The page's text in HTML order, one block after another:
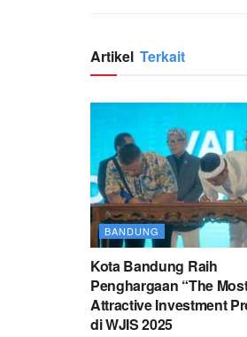
Artikel Terkait
BANDUNG
Kota Bandung Raih
Penghargaan “The
Attractive Investment
di WJIS 2025